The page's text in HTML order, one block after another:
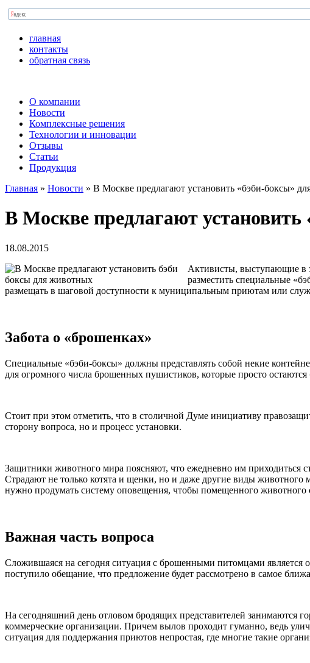
главная
контакты
обратная связь
О компании
Новости
Комплексные решения
Технологии и инновации
Отзывы
Статьи
Продукция
Главная » Новости » В Москве предлагают установить «бэби-боксы»
В Москве предлагают
18.08.2015
Активисты, выступающие в
разместить специальные
размещать в шаговой доступности к муниципальным приютам или
Забота о «брошенках»
Специальные «бэби-боксы» должны представлять собой некие
для огромного числа брошенных пушистиков, которые просто остаются
Стоит при этом отметить, что в столичной Думе инициативу
сторону вопроса, но и процесс установки.
Защитники животного мира поясняют, что ежедневно им приходиться
Страдают не только котята и щенки, но и даже другие виды
нужно продумать систему оповещения, чтобы помещенного
Важная часть вопроса
Сложившаяся на сегодня ситуация с брошенными питомцами является
поступило обещание, что предложение будет рассмотрено в самое
На сегодняшний день отловом бродящих представителей занимаются
коммерческие организации. Причем вылов проходит гуманно, ведь
ситуация для поддержания приютов непростая, где многие такие